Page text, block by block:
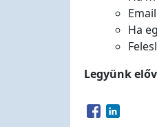
Ha
Legyünk
Opens in a
Opens